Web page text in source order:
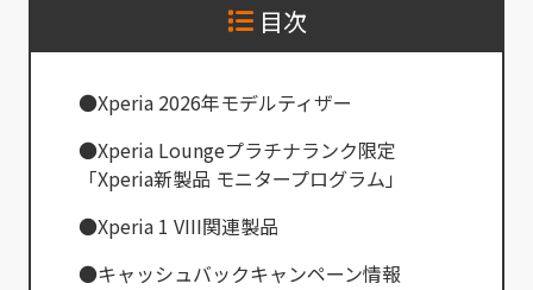
目次
●Xperia 2026年モデルティザー
●Xperia Loungeプラチナランク限定
「Xperia新製品 モニタープログラム」
●Xperia 1 VIII関連製品
●キャッシュバックキャンペーン情報